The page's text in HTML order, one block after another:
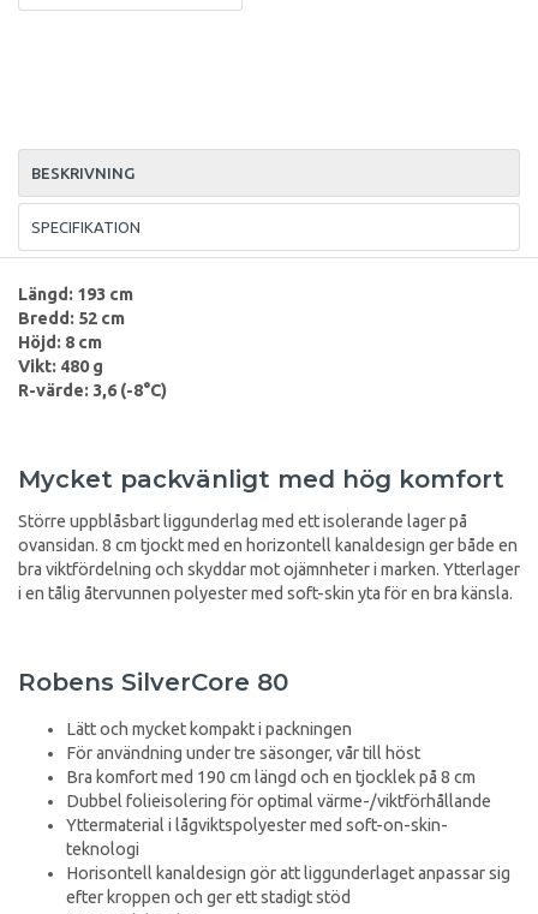
BESKRIVNING
SPECIFIKATION
Längd: 193 cm
Bredd: 52 cm
Höjd: 8 cm
Vikt: 480 g
R-värde: 3,6 (-8°C)
Mycket packvänligt med hög komfort
Större uppblåsbart liggunderlag med ett isolerande lager på
ovansidan. 8 cm tjockt med en horizontell kanaldesign ger både en
bra viktfördelning och skyddar mot ojämnheter i marken. Ytterlager
i en tålig återvunnen polyester med soft-skin yta för en bra känsla.
Robens SilverCore 80
Lätt och mycket kompakt i packningen
För användning under tre säsonger, vår till höst
Bra komfort med 190 cm längd och en tjocklek på 8 cm
Dubbel folieisolering för optimal värme-/viktförhållande
Yttermaterial i lågviktspolyester med soft-on-skin-
teknologi
Horisontell kanaldesign gör att liggunderlaget anpassar sig
efter kroppen och ger ett stadigt stöd